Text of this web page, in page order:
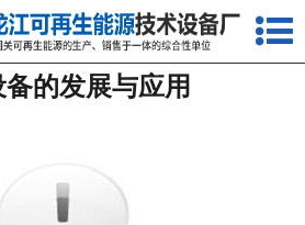
网站首页
关于我们
的发展与应用